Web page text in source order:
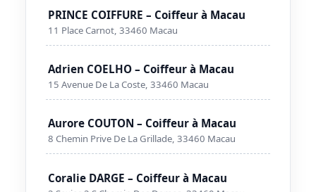
PRINCE COIFFURE – Coiffeur à Macau
11 Place Carnot, 33460 Macau
Adrien COELHO – Coiffeur à Macau
15 Avenue De La Coste, 33460 Macau
Aurore COUTON – Coiffeur à Macau
8 Chemin Prive De La Grillade, 33460 Macau
Coralie DARGE – Coiffeur à Macau